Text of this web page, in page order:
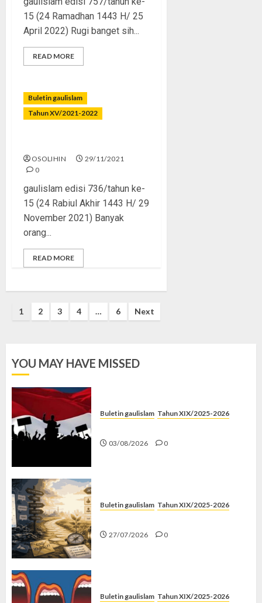
15 (24 Ramadhan 1443 H/ 25
April 2022) Rugi banget sih...
READ MORE
Buletin gaulislam
Tahun XV/2021-2022
OSOLIHIN
29/11/2021
0
gaulislam edisi 736/tahun ke-
15 (24 Rabiul Akhir 1443 H/ 29
November 2021) Banyak
orang...
READ MORE
Posts
1 2 3 4 … 6 Next
YOU MAY HAVE MISSED
Buletin gaulislam Tahun XIX/2025-2026
03/08/2026 0
Buletin gaulislam Tahun XIX/2025-2026
27/07/2026 0
Buletin gaulislam Tahun XIX/2025-2026